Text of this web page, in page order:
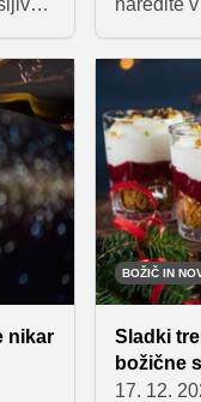
iz
naredite
sveže in
nikar
BOŽIČ IN
Sladki
božične
17. 12.